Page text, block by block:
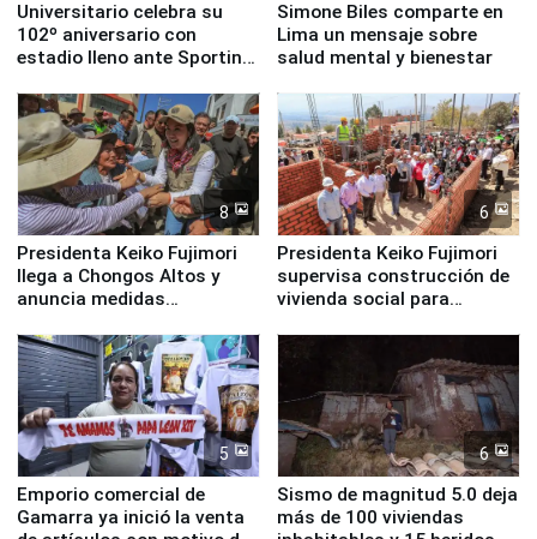
Universitario celebra su
102º aniversario con
estadio lleno ante Sporting
Simone Biles comparte en
Lima un mensaje sobre
salud mental y bienestar
8
Presidenta Keiko Fujimori
llega a Chongos Altos y
anuncia medidas
educación, salud y empleo
6
Presidenta Keiko Fujimori
supervisa construcción de
vivienda social para
5
Emporio comercial de
Gamarra ya inició la venta
6
Sismo de magnitud 5.0 deja
más de 100 viviendas